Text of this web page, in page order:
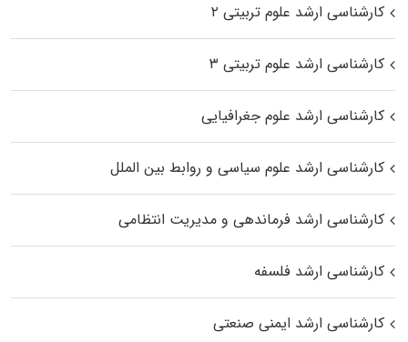
کارشناسی ارشد علوم تربیتی ۲
کارشناسی ارشد علوم تربیتی ۳
کارشناسی ارشد علوم جغرافیایی
کارشناسی ارشد علوم سیاسی و روابط بین الملل
کارشناسی ارشد فرماندهی و مدیریت انتظامی
کارشناسی ارشد فلسفه
کارشناسی ارشد ایمنی صنعتی